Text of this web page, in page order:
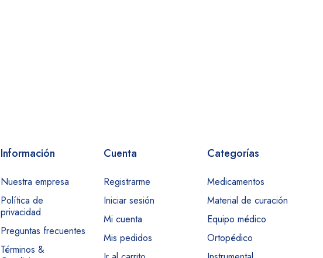
Información
Nuestra empresa
Política de
privacidad
Preguntas frecuentes
Términos &
Cuenta
Registrarme
Iniciar sesión
Mi cuenta
Mis pedidos
Categorías
Medicamentos
Material de curación
Equipo médico
Ortopédico